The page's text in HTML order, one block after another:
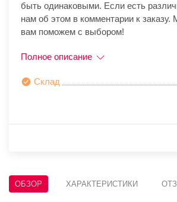
быть одинаковыми. Если есть
нам об этом в комментарии к
вам поможем с выбором!
Полное описание
Склад
ОБЗОР ХАРАКТЕРИСТИКИ